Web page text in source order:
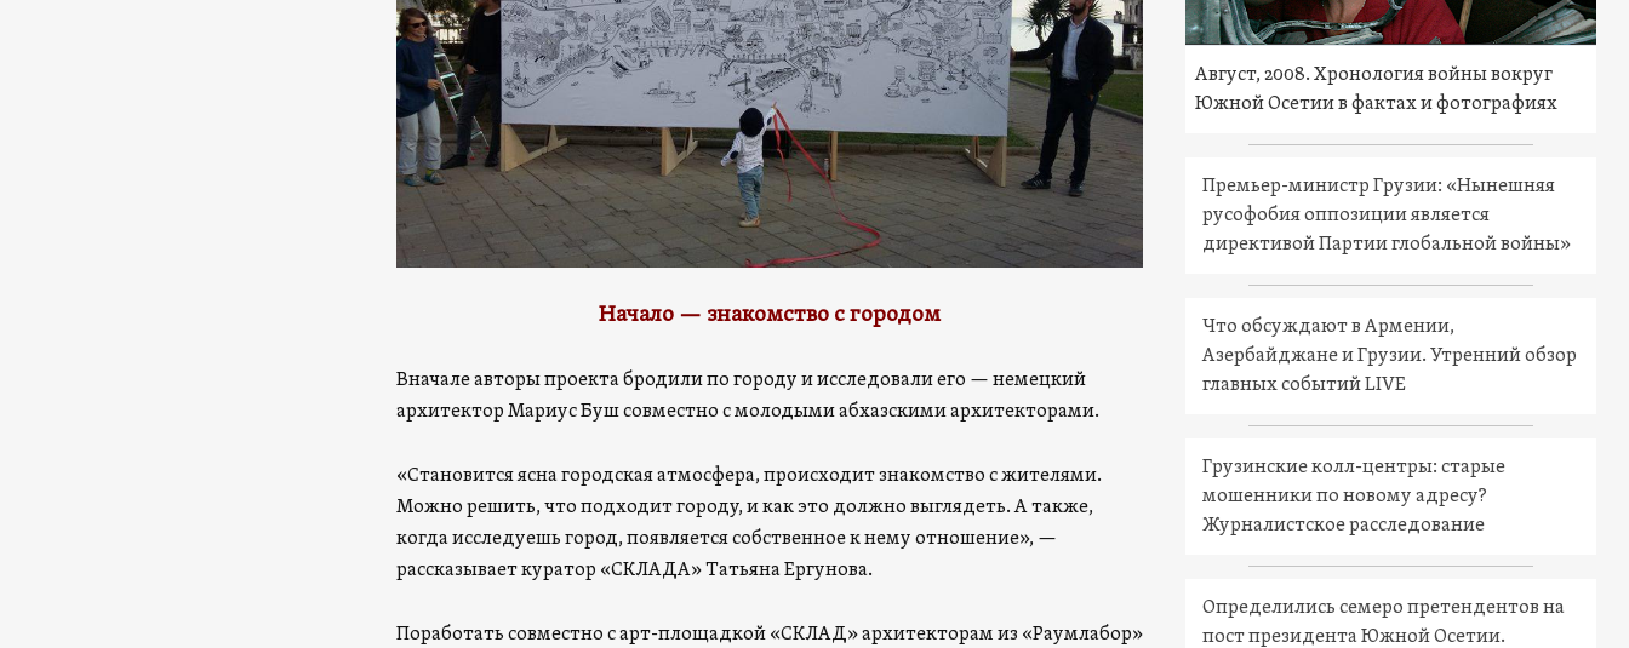
Начало — знакомство с городом
Вначале авторы проекта бродили по городу и исследовали его — немецкий
архитектор Мариус Буш совместно с молодыми абхазскими архитекторами.
«Становится ясна городская атмосфера, происходит знакомство с жителями.
Можно решить, что подходит городу, и как это должно выглядеть. А также,
когда исследуешь город, появляется собственное к нему отношение», —
рассказывает куратор «СКЛАДА» Татьяна Ергунова.
Поработать совместно с арт-площадкой «СКЛАД» архитекторам из «Раумлабор»
Август, 2008. Хронология войны вокруг
Южной Осетии в фактах и фотографиях
Премьер-министр Грузии: «Нынешняя
русофобия оппозиции является
директивой Партии глобальной войны»
Что обсуждают в Армении,
Азербайджане и Грузии. Утренний обзор
главных событий LIVE
Грузинские колл-центры: старые
мошенники по новому адресу?
Журналистское расследование
Определились семеро претендентов на
пост президента Южной Осетии.